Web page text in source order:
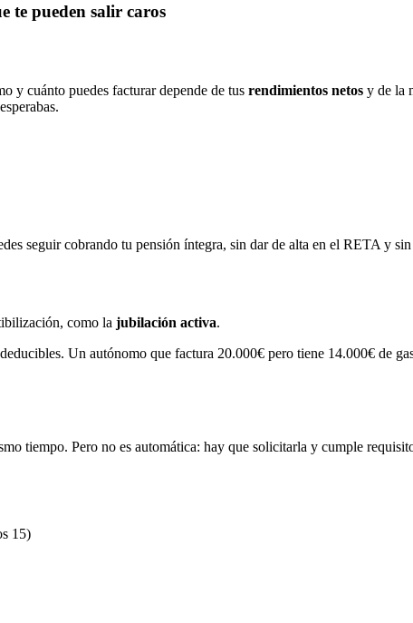
te pueden salir caros
y cuánto puedes facturar depende de tus rendimientos netos y de la
seguir cobrando tu pensión íntegra, sin dar de alta en el RETA y
como la jubilación activa.
Un autónomo que factura 20.000€ pero tiene 14.000€ de
tiempo. Pero no es automática: hay que solicitarla y cumple
15)